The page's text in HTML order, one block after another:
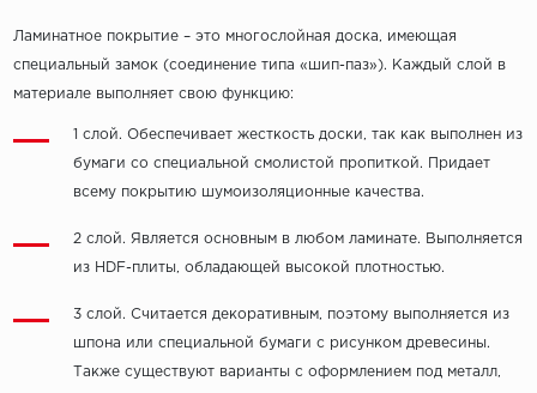
Ламинатное покрытие – это многослойная доска, имеющая
специальный замок (соединение типа «шип-паз»). Каждый слой в
материале выполняет свою функцию:
1 слой. Обеспечивает жесткость доски, так как выполнен из
бумаги со специальной смолистой пропиткой. Придает
всему покрытию шумоизоляционные качества.
2 слой. Является основным в любом ламинате. Выполняется
из HDF-плиты, обладающей высокой плотностью.
3 слой. Считается декоративным, поэтому выполняется из
шпона или специальной бумаги с рисунком древесины.
Также существуют варианты с оформлением под металл,